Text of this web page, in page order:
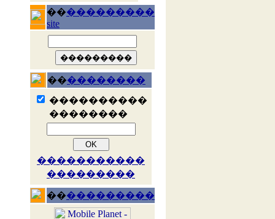
�����������
site
����������
����������
��������
�����������
���������
�����������